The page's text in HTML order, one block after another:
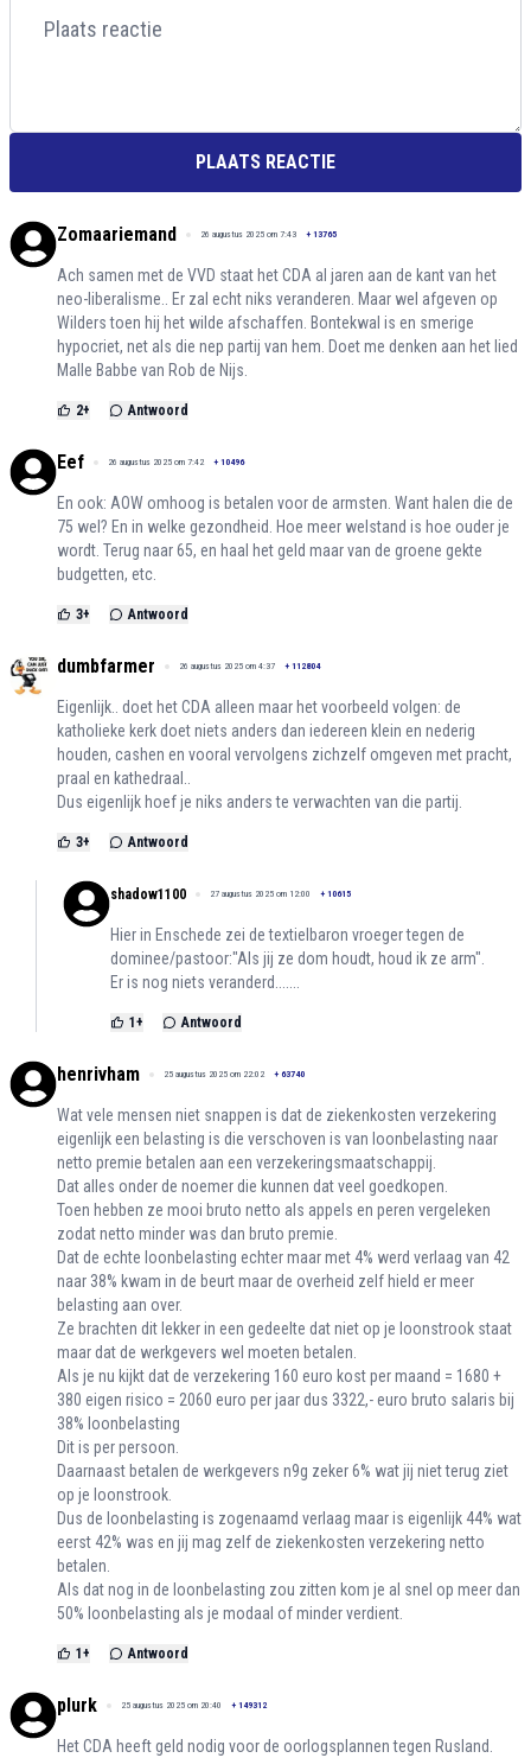
PLAATS REACTIE
Zomaariemand 26 augustus 2025 om 7:43 + 13765
Ach samen met de VVD staat het CDA al jaren aan de kant van het
neo-liberalisme.. Er zal echt niks veranderen. Maar wel afgeven op
Wilders toen hij het wilde afschaffen. Bontekwal is en smerige
hypocriet, net als die nep partij van hem. Doet me denken aan het lied
Malle Babbe van Rob de Nijs.
2+ Antwoord
Eef 26 augustus 2025 om 7:42 + 10496
En ook: AOW omhoog is betalen voor de armsten. Want halen die de
75 wel? En in welke gezondheid. Hoe meer welstand is hoe ouder je
wordt. Terug naar 65, en haal het geld maar van de groene gekte
budgetten, etc.
3+ Antwoord
dumbfarmer 26 augustus 2025 om 4:37 + 112804
Eigenlijk.. doet het CDA alleen maar het voorbeeld volgen: de
katholieke kerk doet niets anders dan iedereen klein en nederig
houden, cashen en vooral vervolgens zichzelf omgeven met pracht,
praal en kathedraal..
Dus eigenlijk hoef je niks anders te verwachten van die partij.
3+ Antwoord
shadow1100 27 augustus 2025 om 12:00 + 10615
Hier in Enschede zei de textielbaron vroeger tegen de
dominee/pastoor:"Als jij ze dom houdt, houd ik ze arm".
Er is nog niets veranderd.......
1+ Antwoord
henrivham 25 augustus 2025 om 22:02 + 63740
Wat vele mensen niet snappen is dat de ziekenkosten verzekering
eigenlijk een belasting is die verschoven is van loonbelasting naar
netto premie betalen aan een verzekeringsmaatschappij.
Dat alles onder de noemer die kunnen dat veel goedkopen.
Toen hebben ze mooi bruto netto als appels en peren vergeleken
zodat netto minder was dan bruto premie.
Dat de echte loonbelasting echter maar met 4% werd verlaag van 42
naar 38% kwam in de beurt maar de overheid zelf hield er meer
belasting aan over.
Ze brachten dit lekker in een gedeelte dat niet op je loonstrook staat
maar dat de werkgevers wel moeten betalen.
Als je nu kijkt dat de verzekering 160 euro kost per maand = 1680 +
380 eigen risico = 2060 euro per jaar dus 3322,- euro bruto salaris bij
38% loonbelasting
Dit is per persoon.
Daarnaast betalen de werkgevers n9g zeker 6% wat jij niet terug ziet
op je loonstrook.
Dus de loonbelasting is zogenaamd verlaag maar is eigenlijk 44% wat
eerst 42% was en jij mag zelf de ziekenkosten verzekering netto
betalen.
Als dat nog in de loonbelasting zou zitten kom je al snel op meer dan
50% loonbelasting als je modaal of minder verdient.
1+ Antwoord
plurk 25 augustus 2025 om 20:40 + 149312
Het CDA heeft geld nodig voor de oorlogsplannen tegen Rusland.